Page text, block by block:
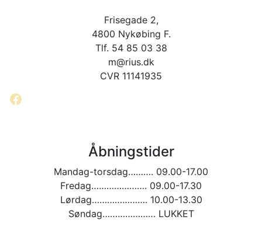
Frisegade 2,
4800 Nykøbing F.
Tlf. 54 85 03 38
m@rius.dk
CVR 11141935
Facebook
Åbningstider
Mandag-torsdag………. 09.00-17.00
Fredag…………………. 09.00-17.30
Lørdag…………………. 10.00-13.30
Søndag………………… LUKKET